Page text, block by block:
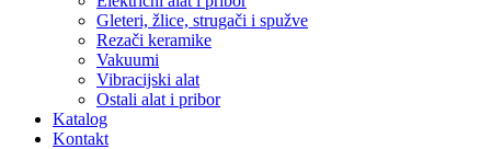
Gleteri, žlice, strugači i spužve
Rezači keramike
Vakuumi
Vibracijski alat
Ostali alat i pribor
Katalog
Kontakt